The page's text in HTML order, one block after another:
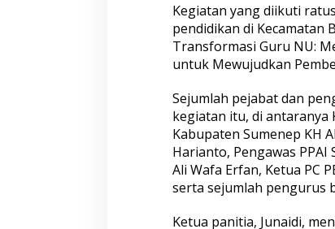
Kegiatan yang diikuti
pendidikan di
Transformasi Guru NU:
untuk Mewujudkan
Sejumlah pejabat dan
kegiatan itu, di antaranya
Kabupaten Sumenep KH
Harianto, Pengawas
Ali Wafa Erfan, Ketua PC
serta sejumlah pengurus
Ketua panitia, Junaidi,